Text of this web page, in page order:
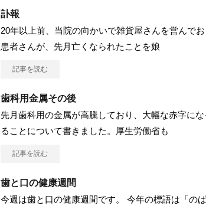
訃報
20年以上前、当院の向かいで雑貨屋さんを営んでお
患者さんが、先月亡くなられたことを娘
記事を読む
歯科用金属その後
先月歯科用の金属が高騰しており、大幅な赤字にな
ることについて書きました。厚生労働省も
記事を読む
歯と口の健康週間
今週は歯と口の健康週間です。 今年の標語は「の